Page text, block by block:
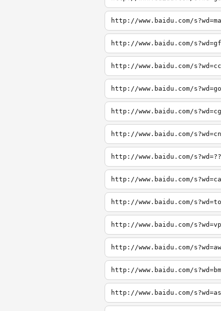
http://www.baidu.com/
http://www.baidu.com/
http://www.baidu.com/
http://www.baidu.com/
http://www.baidu.com/
http://www.baidu.com/
http://www.baidu.com/
http://www.baidu.com/
http://www.baidu.com/
http://www.baidu.com/
http://www.baidu.com/
http://www.baidu.com/
http://www.baidu.com/